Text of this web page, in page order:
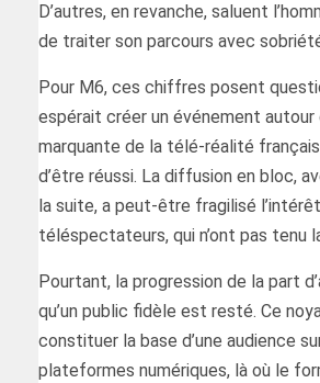
D’autres, en revanche, saluent
de traiter son parcours avec
Pour M6, ces chiffres posent
espérait créer un événement autour
marquante de la télé-réalité
d’être réussi. La diffusion en bloc,
la suite, a peut-être fragilisé
téléspectateurs, qui n’ont pas tenu
Pourtant, la progression de la part
qu’un public fidèle est resté. Ce
constituer la base d’une audience
plateformes numériques, là où le